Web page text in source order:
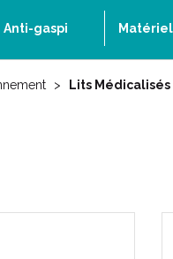
Anti-gaspi
Lits Médicalisés